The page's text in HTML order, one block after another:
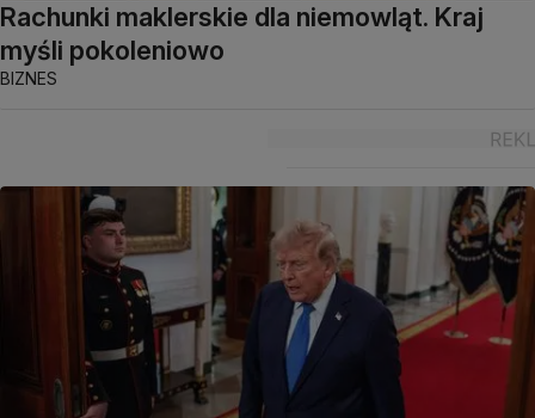
Rachunki maklerskie dla niemowląt. Kraj
myśli pokoleniowo
BIZNES